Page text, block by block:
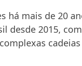
há mais de 20
desde 2015,